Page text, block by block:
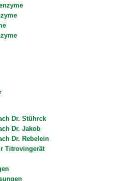
Dr. Stührck
Dr. Jakob
Dr. Rebelein
Titrovingerät